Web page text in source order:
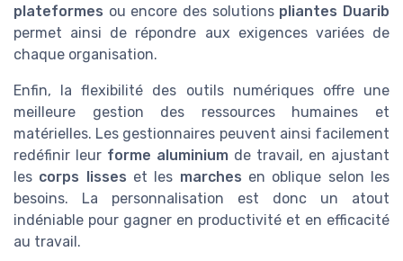
plateformes ou encore des solutions pliantes Duarib
permet ainsi de répondre aux exigences variées de
chaque organisation.
Enfin, la flexibilité des outils numériques offre une
meilleure gestion des ressources humaines et
matérielles. Les gestionnaires peuvent ainsi facilement
redéfinir leur forme aluminium de travail, en ajustant
les corps lisses et les marches en oblique selon les
besoins. La personnalisation est donc un atout
indéniable pour gagner en productivité et en efficacité
au travail.